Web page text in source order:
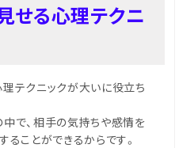
せる心理テクニ
テクニックが大いに役立ち
で、相手の気持ちや感情を
ることができるからです。